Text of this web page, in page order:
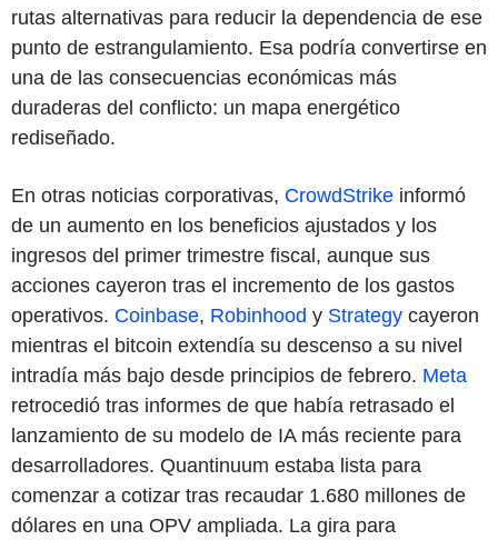
rutas alternativas para reducir la dependencia de ese
punto de estrangulamiento. Esa podría convertirse en
una de las consecuencias económicas más
duraderas del conflicto: un mapa energético
rediseñado.
En otras noticias corporativas, CrowdStrike informó
de un aumento en los beneficios ajustados y los
ingresos del primer trimestre fiscal, aunque sus
acciones cayeron tras el incremento de los gastos
operativos. Coinbase, Robinhood y Strategy cayeron
mientras el bitcoin extendía su descenso a su nivel
intradía más bajo desde principios de febrero. Meta
retrocedió tras informes de que había retrasado el
lanzamiento de su modelo de IA más reciente para
desarrolladores. Quantinuum estaba lista para
comenzar a cotizar tras recaudar 1.680 millones de
dólares en una OPV ampliada. La gira para